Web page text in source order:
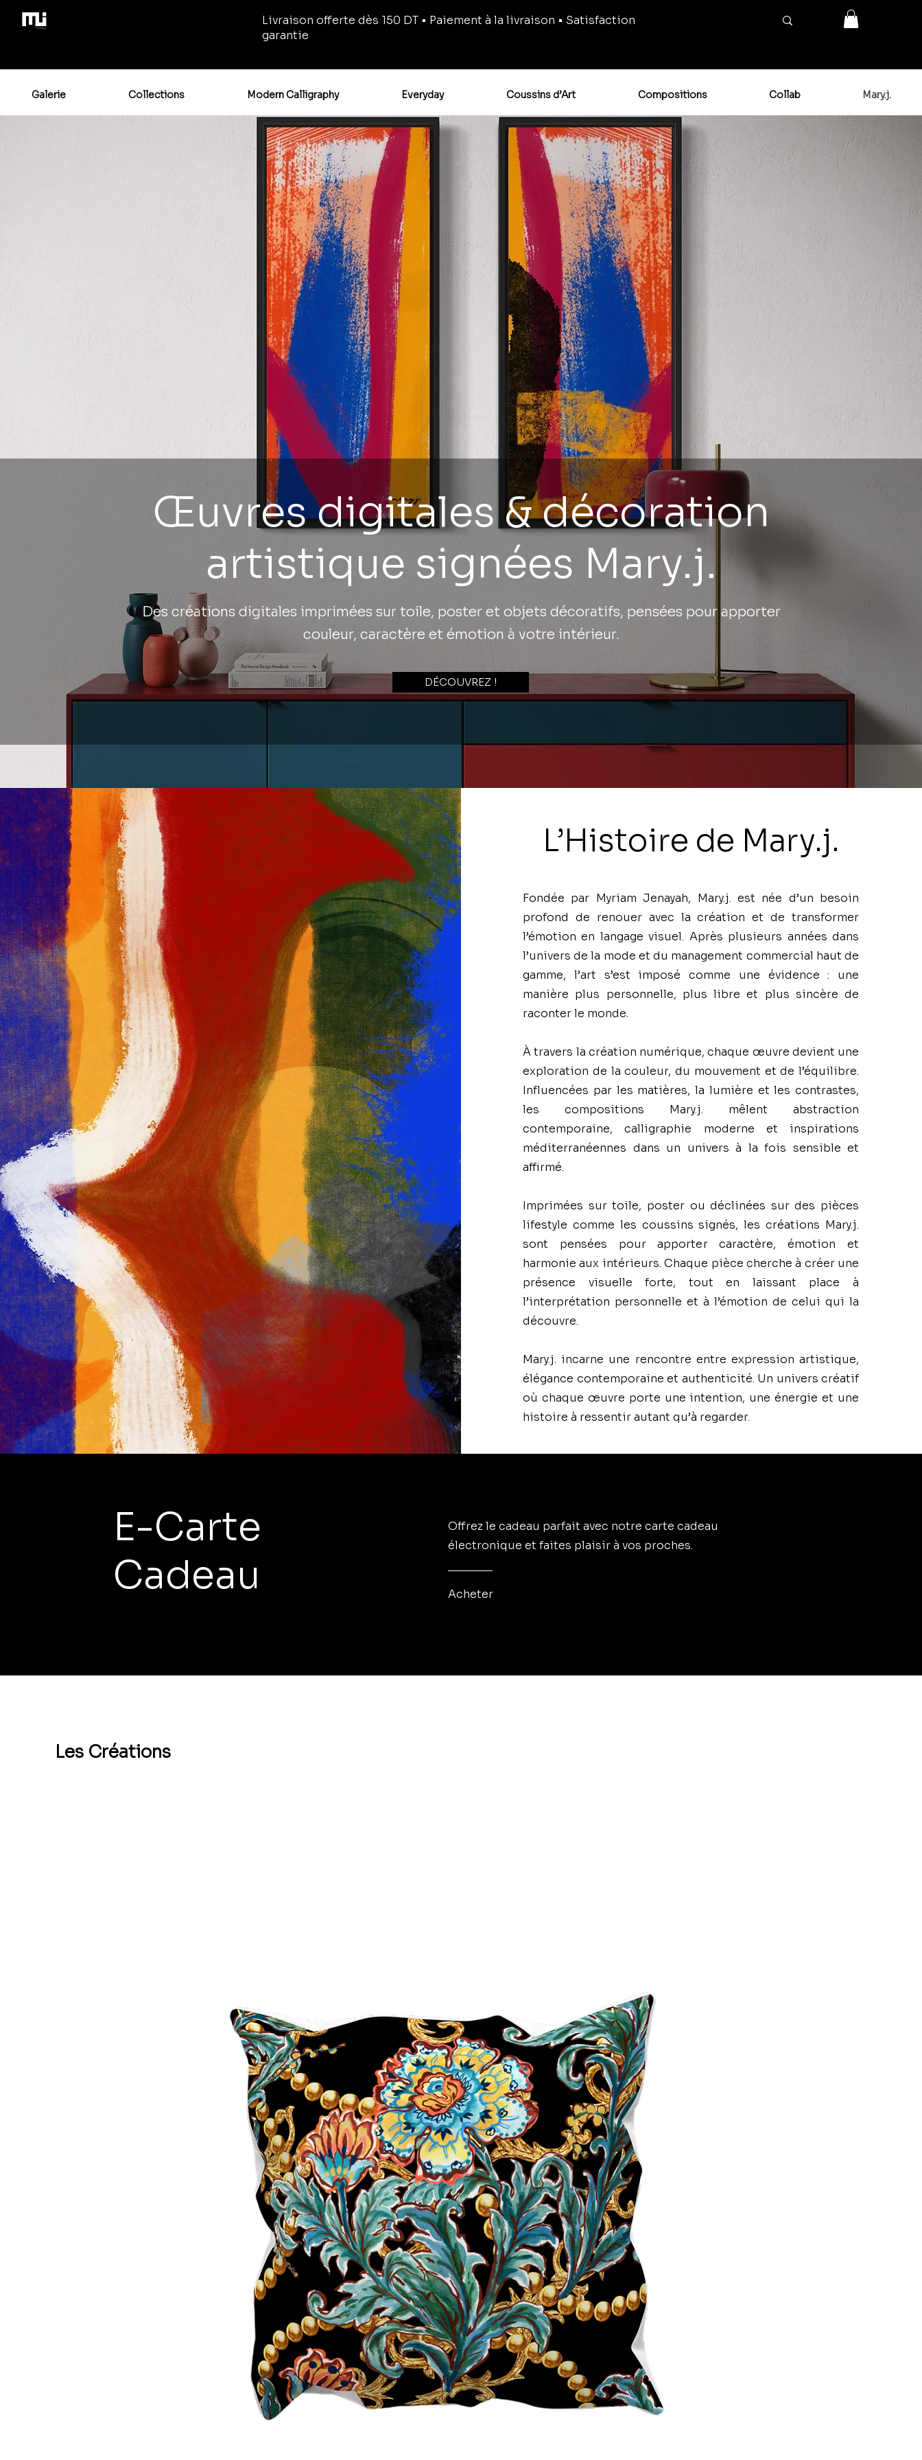
Livraison offerte dès 150 DT • Paiement à la livraison • Satisfaction
garantie
Galerie Collections Modern Calligraphy Everyday Coussins d’Art Compositions Collab Mary.j.
Œuvres digitales & décoration
artistique signées Mary.j.
Des créations digitales imprimées sur toile, poster et objets décoratifs, pensées pour apporter
couleur, caractère et émotion à votre intérieur.
DÉCOUVREZ !
L’Histoire de Mary.j.
Fondée par Myriam Jenayah, Mary.j. est née d’un besoin
profond de renouer avec la création et de transformer
l’émotion en langage visuel. Après plusieurs années dans
l’univers de la mode et du management commercial haut de
gamme, l’art s’est imposé comme une évidence : une
manière plus personnelle, plus libre et plus sincère de
raconter le monde.
À travers la création numérique, chaque œuvre devient une
exploration de la couleur, du mouvement et de l’équilibre.
Influencées par les matières, la lumière et les contrastes,
les compositions Mary.j. mêlent abstraction
contemporaine, calligraphie moderne et inspirations
méditerranéennes dans un univers à la fois sensible et
affirmé.
Imprimées sur toile, poster ou déclinées sur des pièces
lifestyle comme les coussins signés, les créations Mary.j.
sont pensées pour apporter caractère, émotion et
harmonie aux intérieurs. Chaque pièce cherche à créer une
présence visuelle forte, tout en laissant place à
l’interprétation personnelle et à l’émotion de celui qui la
découvre.
Mary.j. incarne une rencontre entre expression artistique,
élégance contemporaine et authenticité. Un univers créatif
où chaque œuvre porte une intention, une énergie et une
histoire à ressentir autant qu’à regarder.
E-Carte
Cadeau
Offrez le cadeau parfait avec notre carte cadeau
électronique et faites plaisir à vos proches.
Acheter
Les Créations